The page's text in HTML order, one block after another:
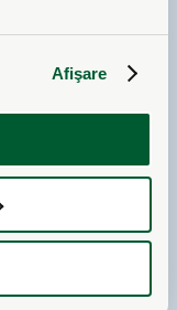
Afişare
FORAJ
numitului
de caldura cu o
ce poate fi